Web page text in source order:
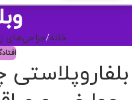
خانه جراحی‌های